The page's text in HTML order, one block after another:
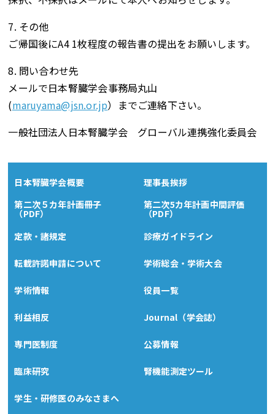
日本腎臓学会概要
理事長挨拶
第二次５カ年計画冊子
（PDF）
第二次5カ年計画中間評価
（PDF）
定款・諸規定
診療ガイドライン
転載許諾申請について 学術総会・学術大会
学術情報 役員一覧
利益相反 Journal（学会誌）
専門医制度 公募情報
臨床研究 腎機能測定ツール
学生・研修医のみなさまへ
7. その他
ご帰国後にA4 1枚程度の報告書の提出をお願いします。
8. 問い合わせ先
メールで日本腎臓学会事務局丸山
(maruyama@jsn.or.jp）までご連絡下さい。
一般社団法人日本腎臓学会 グローバル連携強化委員会